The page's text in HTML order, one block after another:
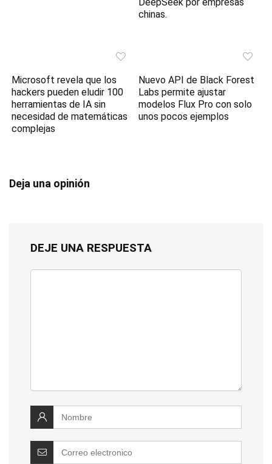
chinas.
Microsoft revela que los
hackers pueden eludir 100
herramientas de IA sin
necesidad de matemáticas
complejas
Nuevo API de Black Forest
Labs permite ajustar
modelos Flux Pro con solo
unos pocos ejemplos
Deja una opinión
DEJE UNA RESPUESTA